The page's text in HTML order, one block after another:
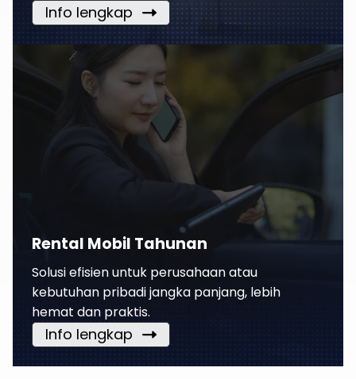
Info lengkap
Rental Mobil Tahunan
Solusi efisien untuk perusahaan atau
kebutuhan pribadi jangka panjang, lebih
hemat dan praktis.
Info lengkap